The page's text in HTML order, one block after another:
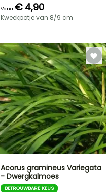
Vanaf€ 4,90
Kweekpotje van 8/9 cm
Acorus gramineus Variegata
- Dwergkalmoes
BETROUWBARE KEUS